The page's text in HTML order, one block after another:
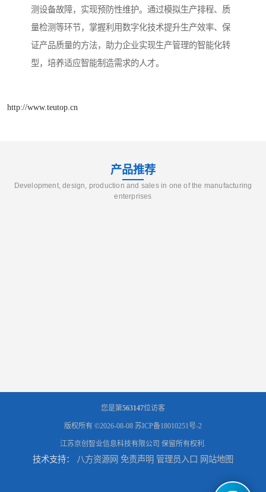
测设备故障，实现预防性维护。通过模拟生产排程、质
量检测等环节，掌握利用数字化技术提升生产效率、保
证产品质量的方法，助力企业实现生产管理的智能化转
型，培养适应智能制造需求的人才。​
http://www.teutop.cn
产品推荐
Development, design, production and sales in one of the manufacturing
enterprises
您是第563147位访客
版权所有 ©2026-08-08 苏ICP备18010251号-2
江苏京创智业信息科技有限公司 保留所有权利.
技术支持： 八方资源网 免责声明 管理员入口 网站地图